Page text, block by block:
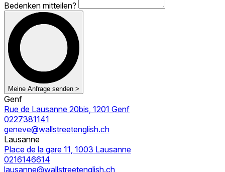
Bedenken mitteilen?
Meine Anfrage senden >
Genf
Rue de Lausanne 20bis, 1201 Genf
0227381141
geneve@wallstreetenglish.ch
Lausanne
Place de la gare 11, 1003 Lausanne
0216146614
lausanne@wallstreetenglish.ch